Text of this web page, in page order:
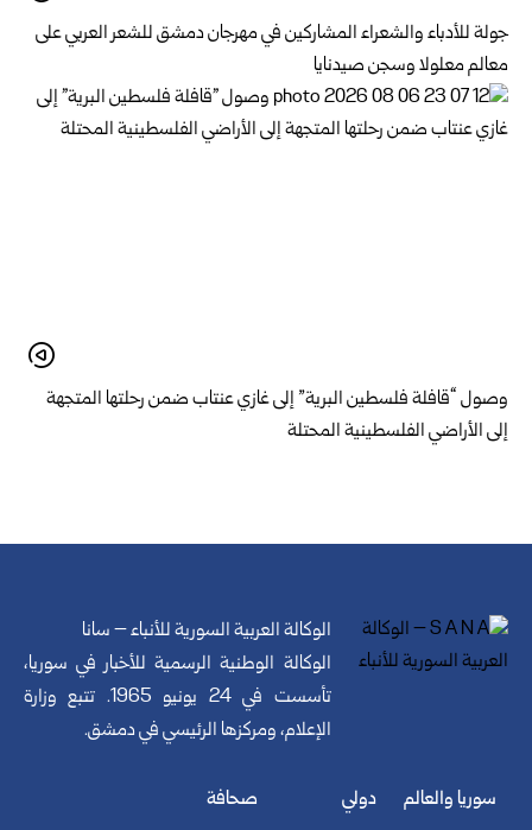
جولة للأدباء والشعراء المشاركين في مهرجان دمشق للشعر العربي على
معالم معلولا وسجن صيدنايا
وصول “قافلة فلسطين البرية” إلى غازي عنتاب ضمن رحلتها المتجهة
إلى الأراضي الفلسطينية المحتلة
الوكالة العربية السورية للأنباء – سانا
الوكالة الوطنية الرسمية للأخبار في سوريا،
تأسست في 24 يونيو 1965. تتبع وزارة
الإعلام، ومركزها الرئيسي في دمشق.
سوريا والعالم دولي صحافة